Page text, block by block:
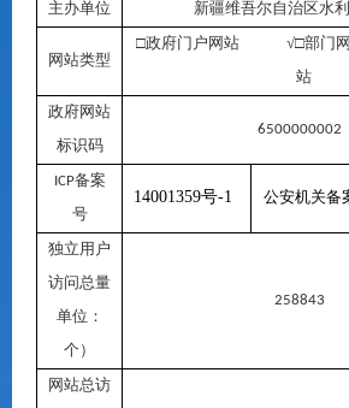
主办单位 新疆维吾尔自治区水
网站类型
□政府门户网站 √□部
站
政府网站
标识码
6500000002
ICP备案
号
14001359号-1 公安机关备
独立用户
访问总量
单位：
个）
258843
网站总访